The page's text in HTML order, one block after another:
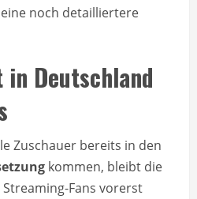
noch detailliertere
Deutschland
Zuschauer bereits in den
kommen, bleibt die
Fans vorerst